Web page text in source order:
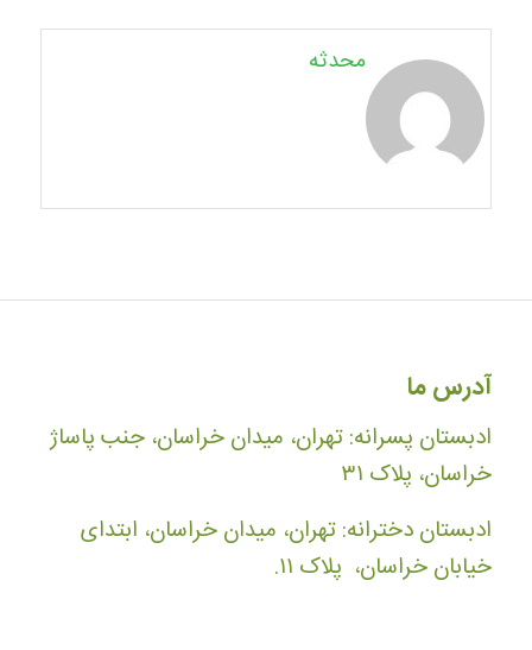
محدثه
آدرس ما
ادبستان پسرانه: تهران، میدان خراسان، جنب پاساژ
خراسان، پلاک ۳۱
ادبستان دخترانه: تهران، میدان خراسان، ابتدای
خیابان خراسان، پلاک ۱۱.